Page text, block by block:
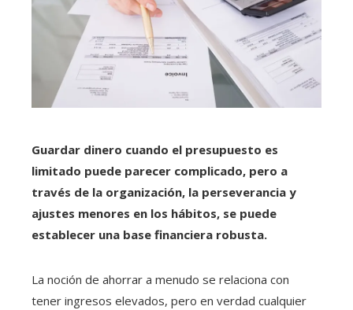
Guardar dinero cuando el presupuesto es
limitado puede parecer complicado, pero a
través de la organización, la perseverancia y
ajustes menores en los hábitos, se puede
establecer una base financiera robusta.
La noción de ahorrar a menudo se relaciona con
tener ingresos elevados, pero en verdad cualquier